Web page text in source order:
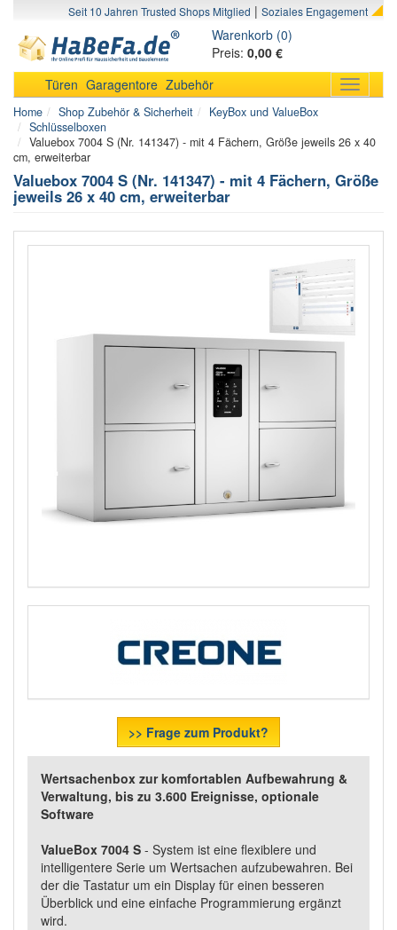
Seit 10 Jahren Trusted Shops Mitglied | Soziales Engagement
Warenkorb (0)
Preis: 0,00 €
Toggle
Türen Garagentore Zubehör
Home Shop Zubehör & Sicherheit
KeyBox und ValueBox
Schlüsselboxen
Valuebox 7004 S (Nr. 141347) - mit 4 Fächern, Größe jeweils 26 x 40
cm, erweiterbar
Valuebox 7004 S (Nr. 141347) - mit 4 Fächern, Größe
jeweils 26 x 40 cm, erweiterbar
>> Frage zum Produkt?
Wertsachenbox zur komfortablen Aufbewahrung &
Verwaltung, bis zu 3.600 Ereignisse, optionale
Software
ValueBox 7004 S - System ist eine flexiblere und
intelligentere Serie um Wertsachen aufzubewahren. Bei
der die Tastatur um ein Display für einen besseren
Überblick und eine einfache Programmierung ergänzt
wird.